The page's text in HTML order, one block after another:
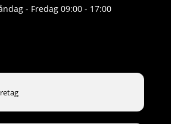
- Fredag 09:00 - 17:00